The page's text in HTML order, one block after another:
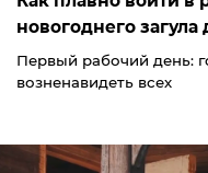
новогоднего
Первый рабочий день:
возненавидеть всех